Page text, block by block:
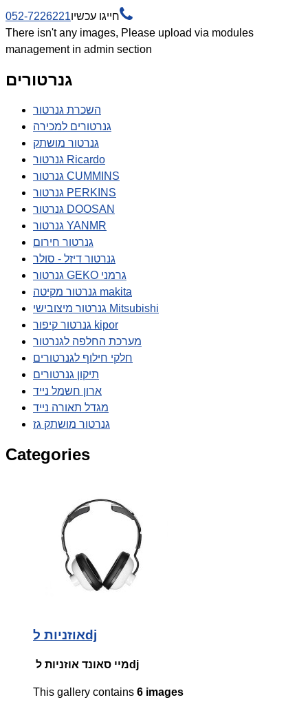
חייגו עכשיו052-7226221 
There isn't any images, Please upload via modules
management in admin section
גנרטורים
השכרת גנרטור
גנרטורים למכירה
גנרטור מושתק
גנרטור Ricardo
גנרטור CUMMINS
גנרטור PERKINS
גנרטור DOOSAN
גנרטור YANMR
גנרטור חירום
גנרטור דיזל - סולר
גנרטור GEKO גרמני
גנרטור מקיטה makita
גנרטור מיצובישי Mitsubishi
גנרטור קיפור kipor
מערכת החלפה לגנרטור
חלקי חילוף לגנרטורים
תיקון גנרטורים
ארון חשמל נייד
מגדל תאורה נייד
גנרטור מושתק גז
Categories
אוזניות לdj
מיי סאונד אוזניות לdj
This gallery contains 6 images